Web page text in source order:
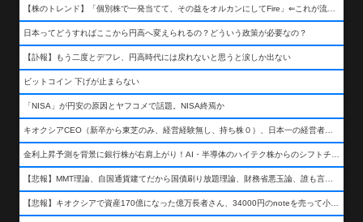
【株のトレンド】「個別株で一発当てて、その益をオルカンにしてFire」⇐これが流行ってるらしい
日本ってどうすればここから円高へ変えられるの？どういう政策が必要なの？
【訃報】もう二度とデフレ、円高時代には戻れないと思うと涙しか出ない
ビットコイン 下げが止まらない
「NISA」が円安の原因とヤフコメで話題。NISA終焉か
キオクシアCEO（新卒から東芝のみ、経営経験無し、持ち株０）、日本一の経営者になる…
金利上昇予測を背景に銀行株が右肩上がり！AI・半導体のハイテク株からのシフトチェンジも
【悲報】MMT理論、自国通貨建てだから国債刷り放題理論、財務省悪玉論、誰も言わなくなるwwwwwwwwwwwwwww
【悲報】キオクシアで資産170億になった億万長者さん、34000円のnoteを売って小銭を稼いでしまうwwwwwwwwwwwwwwwwwwww